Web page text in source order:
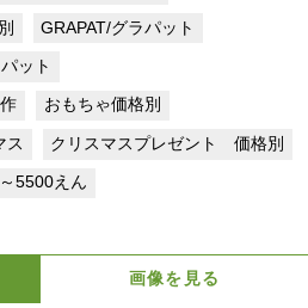
GRAPAT/グラパット
ット
おもちゃ価格別
ス クリスマスプレゼント 価格別
5500えん
画像を見る